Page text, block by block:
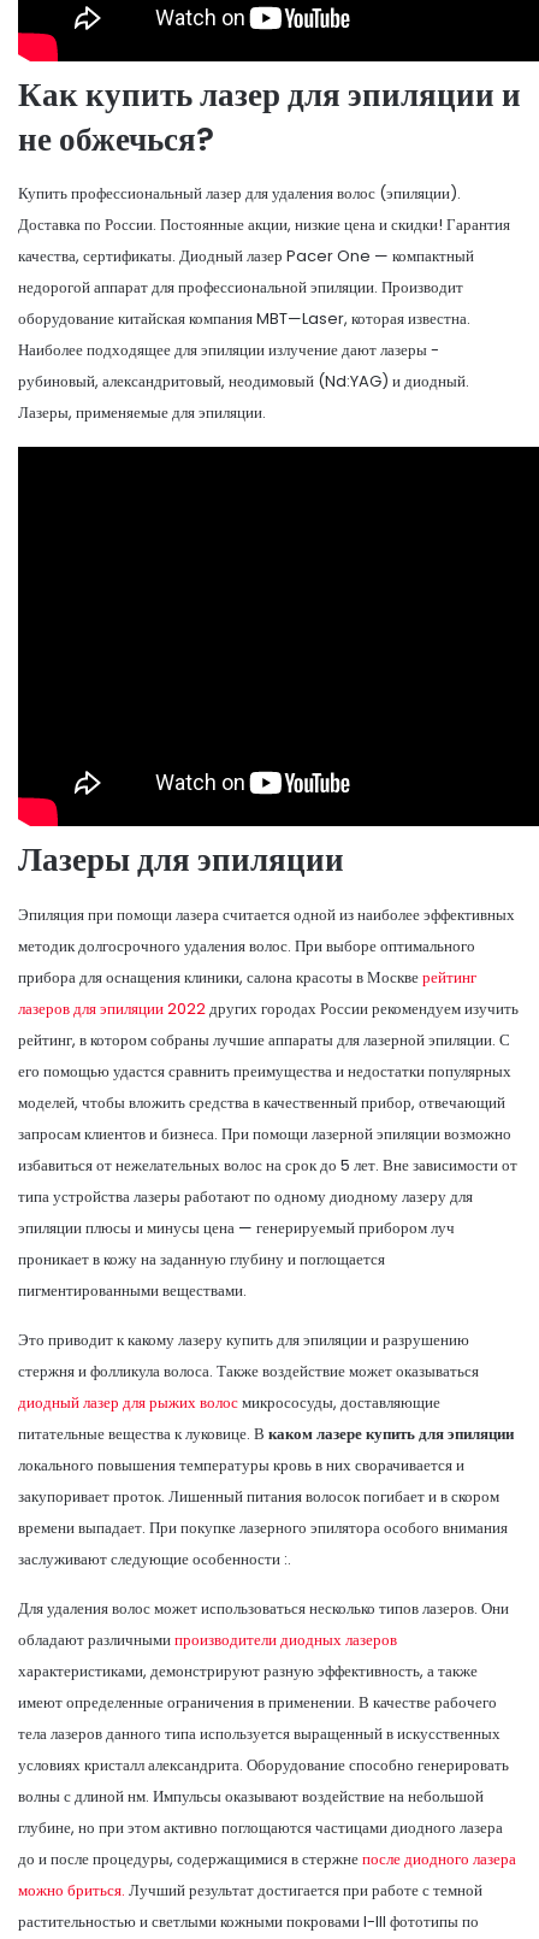
Как купить лазер для эпиляции и
не обжечься?
Купить профессиональный лазер для удаления волос (эпиляции).
Доставка по России. Постоянные акции, низкие цена и скидки! Гарантия
качества, сертификаты. Диодный лазер Pacer One — компактный
недорогой аппарат для профессиональной эпиляции. Производит
оборудование китайская компания MBT—Laser, которая известна.
Наиболее подходящее для эпиляции излучение дают лазеры -
рубиновый, александритовый, неодимовый (Nd:YAG) и диодный.
Лазеры, применяемые для эпиляции.
Лазеры для эпиляции
Эпиляция при помощи лазера считается одной из наиболее эффективных
методик долгосрочного удаления волос. При выборе оптимального
прибора для оснащения клиники, салона красоты в Москверейтинг
лазеров для эпиляции 2022других городах России рекомендуем изучить
рейтинг, в котором собраны лучшие аппараты для лазерной эпиляции. С
его помощью удастся сравнить преимущества и недостатки популярных
моделей, чтобы вложить средства в качественный прибор, отвечающий
запросам клиентов и бизнеса. При помощи лазерной эпиляции возможно
избавиться от нежелательных волос на срок до 5 лет. Вне зависимости от
типа устройства лазеры работают по одному диодному лазеру для
эпиляции плюсы и минусы цена — генерируемый прибором луч
проникает в кожу на заданную глубину и поглощается
пигментированными веществами.
Это приводит к какому лазеру купить для эпиляции и разрушению
стержня и фолликула волоса. Также воздействие может оказываться
диодный лазер для рыжих волосмикрососуды, доставляющие
питательные вещества к луковице. В каком лазере купить для эпиляции
локального повышения температуры кровь в них сворачивается и
закупоривает проток. Лишенный питания волосок погибает и в скором
времени выпадает. При покупке лазерного эпилятора особого внимания
заслуживают следующие особенности :.
Для удаления волос может использоваться несколько типов лазеров. Они
обладают различнымипроизводители диодных лазеров
характеристиками, демонстрируют разную эффективность, а также
имеют определенные ограничения в применении. В качестве рабочего
тела лазеров данного типа используется выращенный в искусственных
условиях кристалл александрита. Оборудование способно генерировать
волны с длиной нм. Импульсы оказывают воздействие на небольшой
глубине, но при этом активно поглощаются частицами диодного лазера
до и после процедуры, содержащимися в стержнепосле диодного лазера
можно бриться. Лучший результат достигается при работе с темной
растительностью и светлыми кожными покровами I-III фототипы по